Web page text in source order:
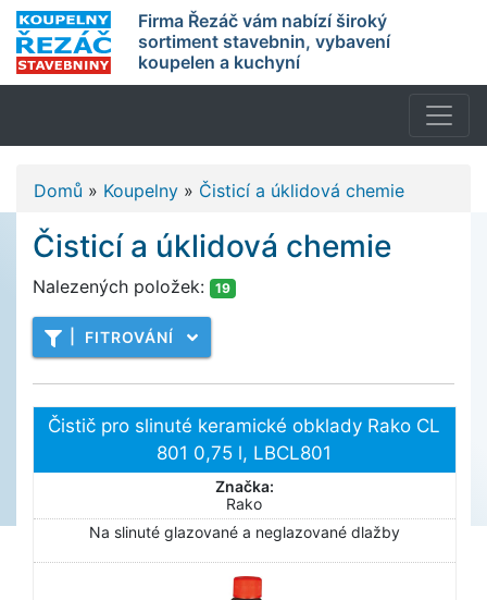
Firma Řezáč vám nabízí široký
sortiment stavebnin, vybavení
koupelen a kuchyní
Domů » Koupelny » Čisticí a úklidová chemie
Čisticí a úklidová chemie
Nalezených položek: 19
FITROVÁNÍ
Čistič pro slinuté keramické obklady Rako CL
801 0,75 l, LBCL801
Značka:
Rako
Na slinuté glazované a neglazované dlažby